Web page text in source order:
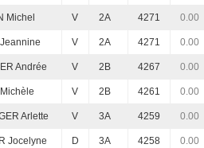
Michel V 2A 4271 0.00
V 2A 4271 0.00
Andrée V 2B 4267 0.00
V 2B 4261 0.00
Arlette V 3A 4259 0.00
Jocelyne D 3A 4258 0.00